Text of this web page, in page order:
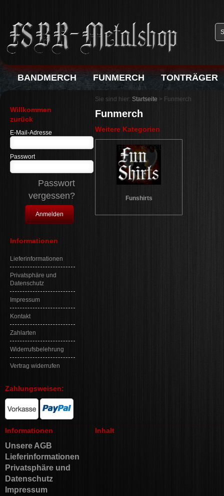
BANDMERCH FUNMERCH TONTRÄGER
Willkommen
zurück
E-Mail-Adresse
Passwort
Passwort
vergessen?
Informationen
Lieferinformationen
Privatsphäre und
Datenschutz
Impressum
Kontakt
Zahlarten
Widerrufsbelehrung
Vertrag widerrufen
Zahlungsweisen:
Sie sind hier: Startseite > Funmerch
Funmerch
Weitere Kategorien
Funshirts
Informationen
Unsere AGB
Lieferinformationen
Privatsphäre und
Datenschutz
Impressum
Inhalt